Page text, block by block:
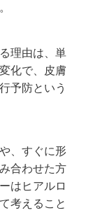
理由は、単
化で、皮膚
予防という
、すぐに形
合わせた方
はヒアルロ
考えること